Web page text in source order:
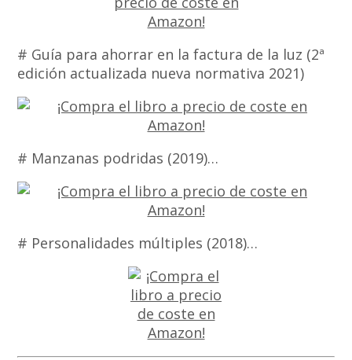
# Guía para ahorrar en la factura de la luz (2ª
edición actualizada nueva normativa 2021)
# Manzanas podridas (2019)…
# Personalidades múltiples (2018)…